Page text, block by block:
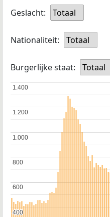
Geslacht:
Totaal
Nationaliteit: Totaal
Burgerlijke staat: Totaal
400
400
600
600
800
800
1.000
1.000
1.200
1.200
1.400
1.400